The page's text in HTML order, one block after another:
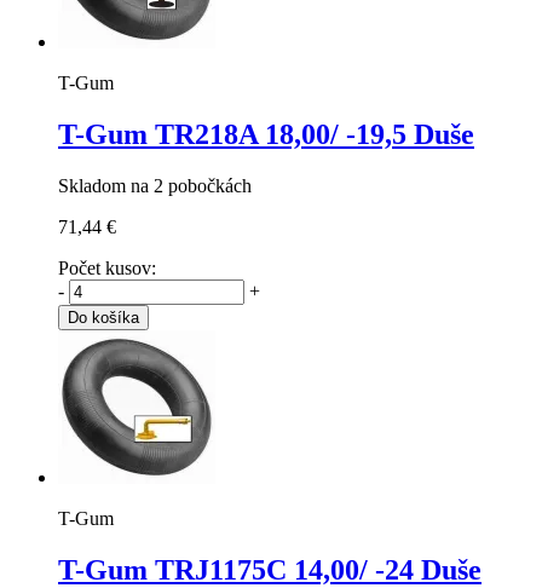
T-Gum
T-Gum TR218A 18,00/ -19,5 Duše
Skladom na 2 pobočkách
71,44 €
Počet kusov:
-
+
Do košíka
T-Gum
T-Gum TRJ1175C 14,00/ -24 Duše